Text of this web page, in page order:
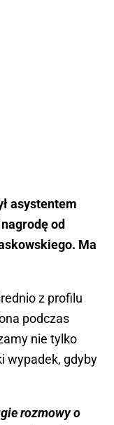
asystentem
od
Ma
z profilu
podczas
nie tylko
wypadek, gdyby
rozmowy o